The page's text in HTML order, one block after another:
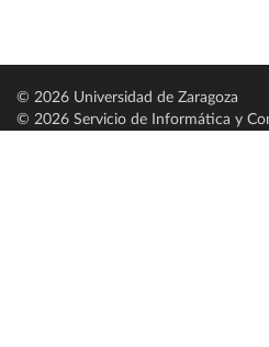
© 2026 Universidad de Zaragoza
© 2026 Servicio de Informática y